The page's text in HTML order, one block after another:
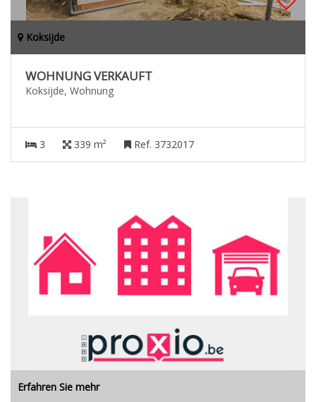
Koksijde
WOHNUNG VERKAUFT
Koksijde, Wohnung
3 339 m² Ref. 3732017
Erfahren Sie mehr